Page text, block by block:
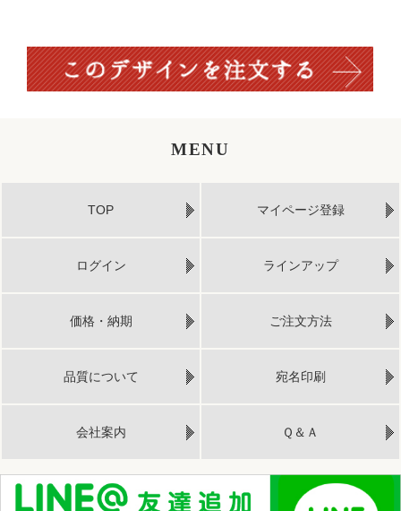
MENU
TOP マイページ登録
ログイン ラインアップ
価格・納期 ご注文方法
品質について 宛名印刷
会社案内 Ｑ＆Ａ